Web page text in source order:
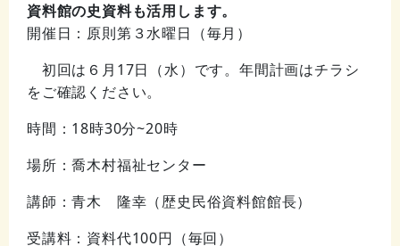
資料館の史資料も活用します。
開催日：原則第３水曜日（毎月）
初回は６月17日（水）です。年間計画はチラシ
をご確認ください。
時間：18時30分~20時
場所：喬木村福祉センター
講師：青木 隆幸（歴史民俗資料館館長）
受講料：資料代100円（毎回）